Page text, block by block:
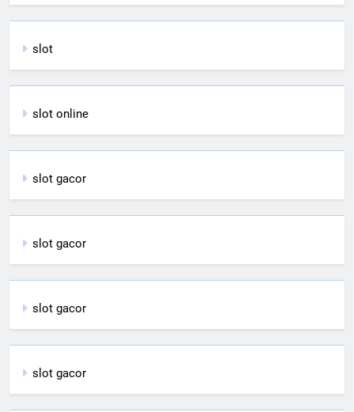
slot
slot online
slot gacor
slot gacor
slot gacor
slot gacor